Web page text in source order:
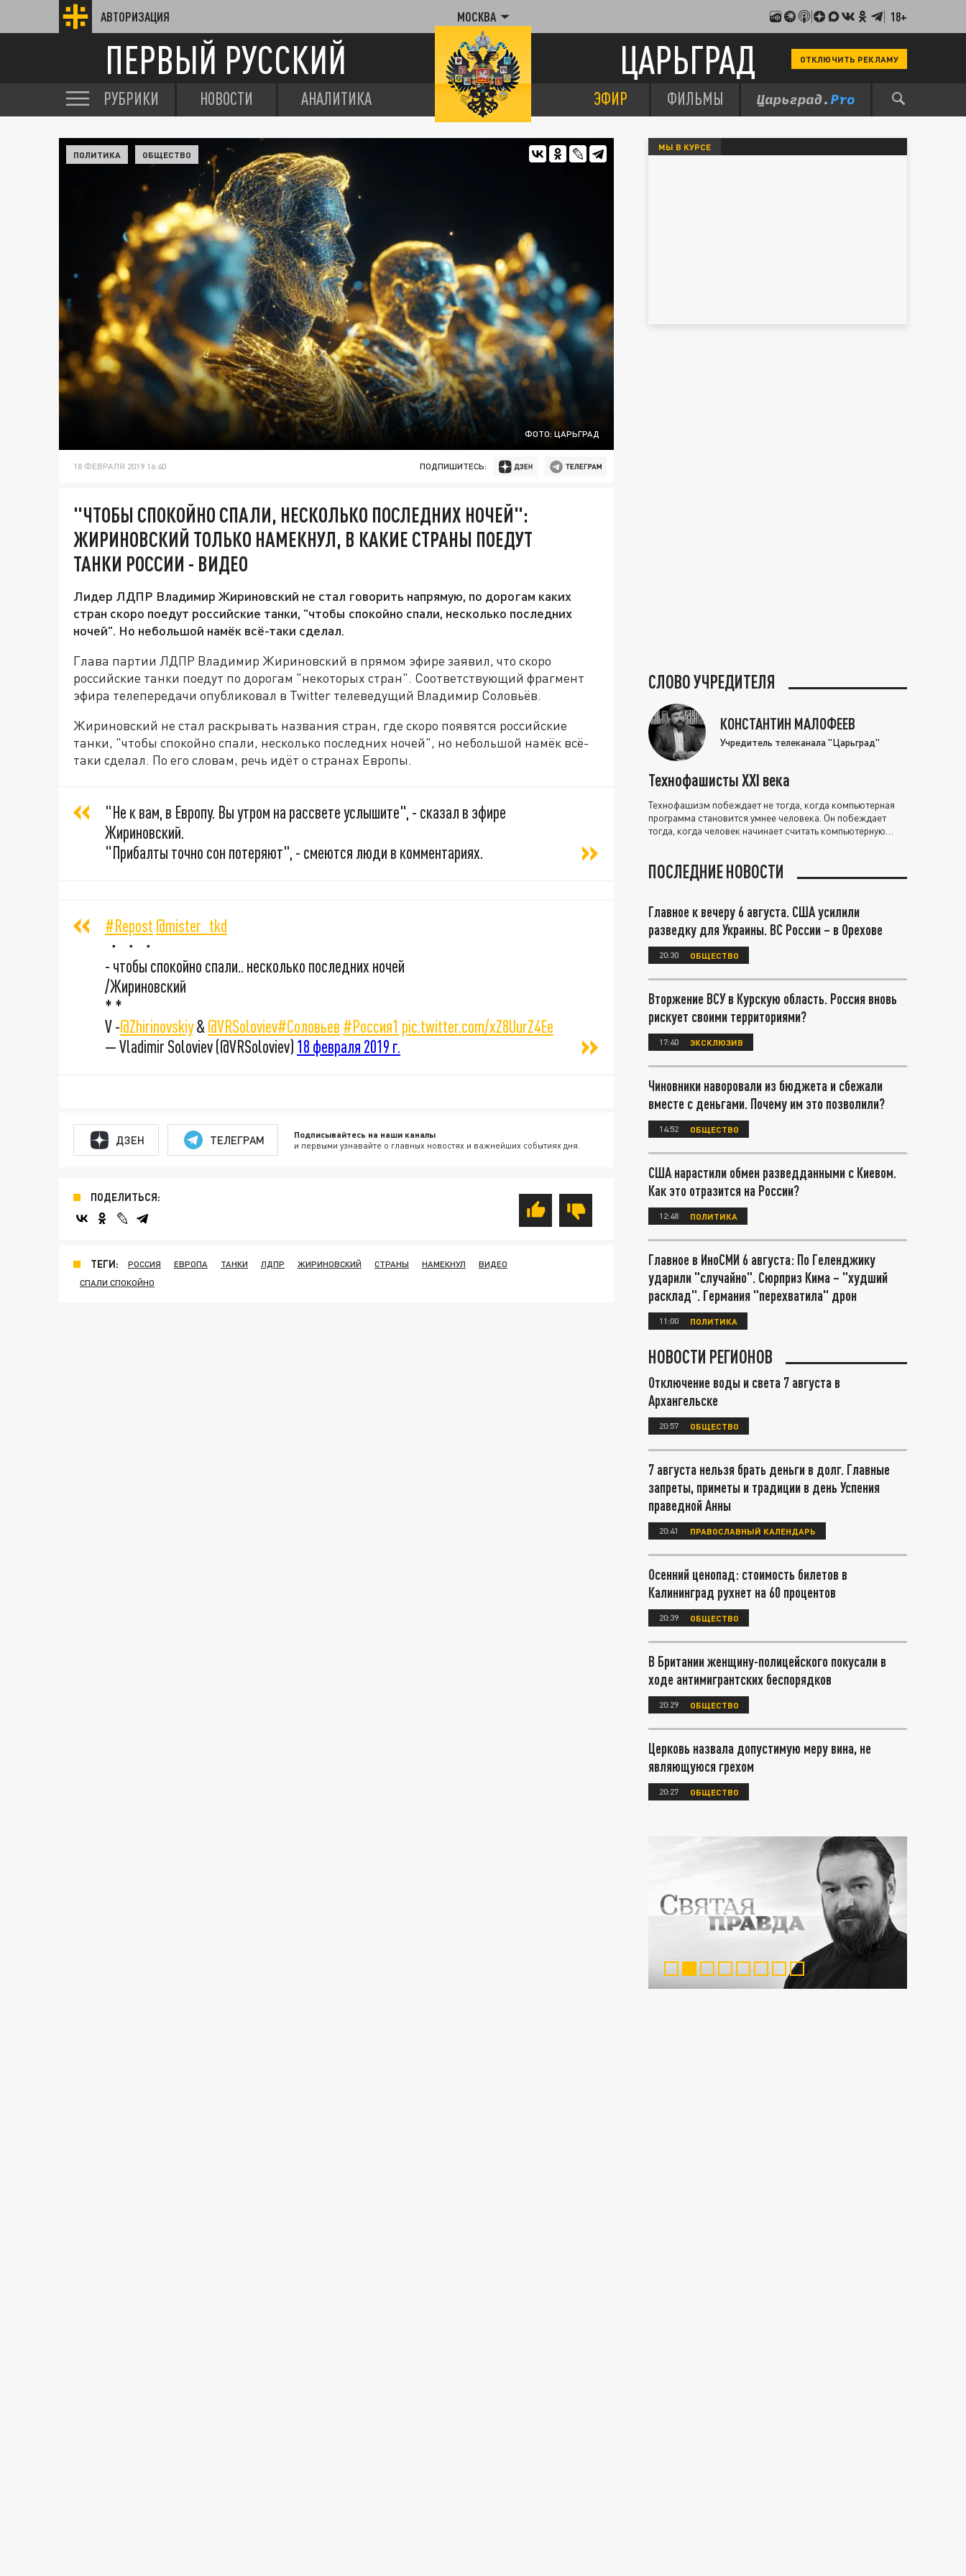
АВТОРИЗАЦИЯ МОСКВА 18+
ПЕРВЫЙ РУССКИЙ ЦАРЬГРАД ОТКЛЮЧИТЬ РЕКЛАМУ
РУБРИКИ НОВОСТИ АНАЛИТИКА ЭФИР ФИЛЬМЫ
ФОТО: ЦАРЬГРАД
ПОЛИТИКА ОБЩЕСТВО
18 ФЕВРАЛЯ 2019 16:40 ПОДПИШИТЕСЬ:
"ЧТОБЫ СПОКОЙНО СПАЛИ, НЕСКОЛЬКО ПОСЛЕДНИХ НОЧЕЙ":
ЖИРИНОВСКИЙ ТОЛЬКО НАМЕКНУЛ, В КАКИЕ СТРАНЫ ПОЕДУТ
ТАНКИ РОССИИ - ВИДЕО
Лидер ЛДПР Владимир Жириновский не стал говорить напрямую, по дорогам каких
стран скоро поедут российские танки, "чтобы спокойно спали, несколько последних
ночей". Но небольшой намёк всё-таки сделал.
Глава партии ЛДПР Владимир Жириновский в прямом эфире заявил, что скоро
российские танки поедут по дорогам "некоторых стран". Соответствующий фрагмент
эфира телепередачи опубликовал в Twitter телеведущий Владимир Соловьёв.
Жириновский не стал раскрывать названия стран, где скоро появятся российские
танки, "чтобы спокойно спали, несколько последних ночей", но небольшой намёк всё-
таки сделал. По его словам, речь идёт о странах Европы.
"Не к вам, в Европу. Вы утром на рассвете услышите", - сказал в эфире
Жириновский.
"Прибалты точно сон потеряют", - смеются люди в комментариях.
#Repost @mister_tkd
・・・
- чтобы спокойно спали.. несколько последних ночей
/Жириновский
* *
V -@Zhirinovskiy& @VRSoloviev#Соловьев #Россия1 pic.twitter.com/xZ8UurZ4Ee
— Vladimir Soloviev (@VRSoloviev) 18 февраля 2019 г.
ДЗЕН ТЕЛЕГРАМ Подписывайтесь на наши каналы
и первыми узнавайте о главных новостях и важнейших событиях дня.
ПОДЕЛИТЬСЯ:
ТЕГИ: РОССИЯ ЕВРОПА ТАНКИ ЛДПР ЖИРИНОВСКИЙ СТРАНЫ НАМЕКНУЛ
ВИДЕО
СПАЛИ СПОКОЙНО
МЫ В КУРСЕ
СЛОВО УЧРЕДИТЕЛЯ
КОНСТАНТИН МАЛОФЕЕВ
Учредитель телеканала "Царьград"
Технофашисты XXI века
Технофашизм побеждает не тогда, когда компьютерная
программа становится умнее человека. Он побеждает
тогда, когда человек начинает считать компьютерную
ПОСЛЕДНИЕ НОВОСТИ
Главное к вечеру 6 августа. США усилили
разведку для Украины. ВС России – в Орехове
20:30 ОБЩЕСТВО
Вторжение ВСУ в Курскую область. Россия вновь
рискует своими территориями?
17:40 ЭКСКЛЮЗИВ
Чиновники наворовали из бюджета и сбежали
вместе с деньгами. Почему им это позволили?
14:52 ОБЩЕСТВО
США нарастили обмен разведданными с Киевом.
Как это отразится на России?
12:48 ПОЛИТИКА
Главное в ИноСМИ 6 августа: По Геленджику
ударили "случайно". Сюрприз Кима – "худший
расклад". Германия "перехватила" дрон
11:00 ПОЛИТИКА
НОВОСТИ РЕГИОНОВ
Отключение воды и света 7 августа в
Архангельске
20:57 ОБЩЕСТВО
7 августа нельзя брать деньги в долг. Главные
запреты, приметы и традиции в день Успения
праведной Анны
20:41 ПРАВОСЛАВНЫЙ КАЛЕНДАРЬ
Осенний ценопад: стоимость билетов в
Калининград рухнет на 60 процентов
20:39 ОБЩЕСТВО
В Британии женщину-полицейского покусали в
ходе антимигрантских беспорядков
20:29 ОБЩЕСТВО
Церковь назвала допустимую меру вина, не
являющуюся грехом
20:27 ОБЩЕСТВО